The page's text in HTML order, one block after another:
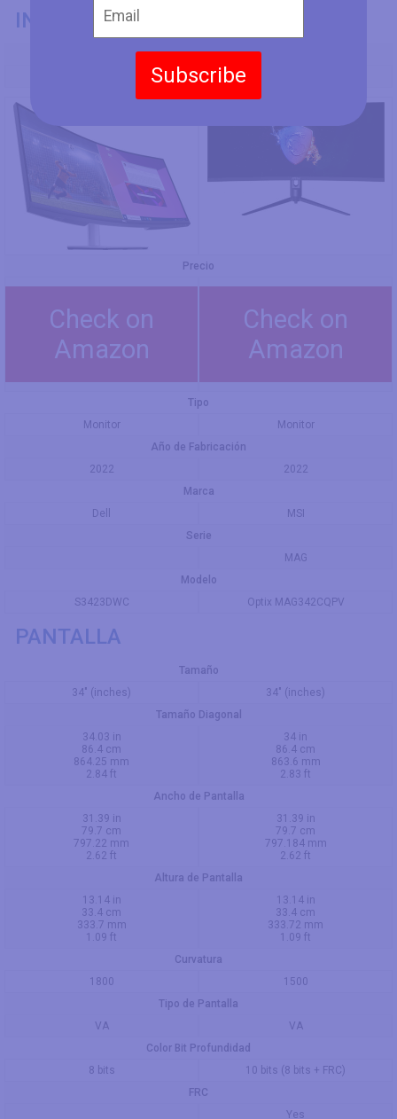
Subscribe
INFORMACIÓN GENERAL
Modelo
MSI Optix MAG342CQPV
Precio
Check on
Amazon
Check on
Amazon
Tipo
Monitor
Monitor
Año de Fabricación
2022
2022
Marca
Dell
MSI
Serie
MAG
Modelo
S3423DWC
Optix MAG342CQPV
PANTALLA
Tamaño
34" (inches)
34" (inches)
Tamaño Diagonal
34.03 in
86.4 cm
864.25 mm
2.84 ft
34 in
86.4 cm
863.6 mm
2.83 ft
Ancho de Pantalla
31.39 in
79.7 cm
797.22 mm
2.62 ft
31.39 in
79.7 cm
797.184 mm
2.62 ft
Altura de Pantalla
13.14 in
33.4 cm
333.7 mm
1.09 ft
13.14 in
33.4 cm
333.72 mm
1.09 ft
Curvatura
1800
1500
Tipo de Pantalla
VA
VA
Color Bit Profundidad
8 bits
10 bits (8 bits + FRC)
FRC
Yes